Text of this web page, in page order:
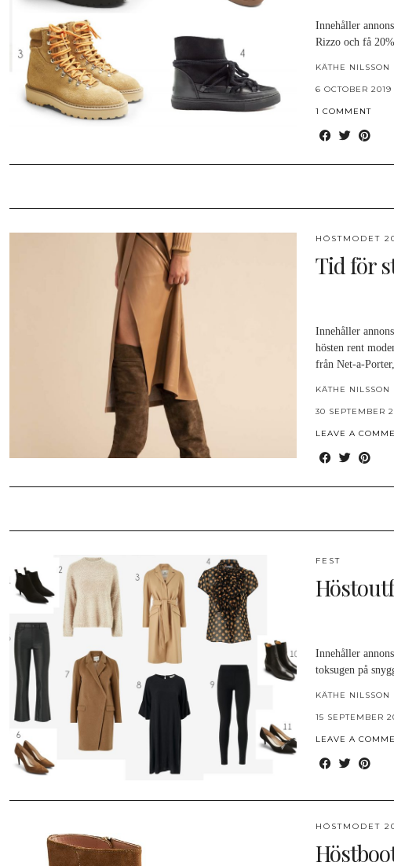
Innehåller
Rizzo och få
KÄTHE NILSSON
6 OCTOBER 2019
1 COMMENT
HÖSTMODET
Tid för
Innehåller
hösten rent
från Net-a-
KÄTHE NILSSON
30 SEPTEMBER
LEAVE A
FEST
Innehåller
toksugen på
KÄTHE NILSSON
15 SEPTEMBER
LEAVE A
HÖSTMODET